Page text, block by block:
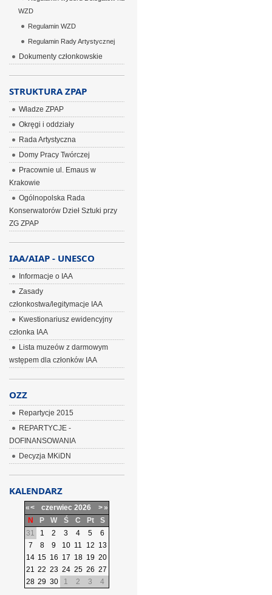
WZD
Regulamin WZD
Regulamin Rady Artystycznej
Dokumenty członkowskie
STRUKTURA ZPAP
Władze ZPAP
Okręgi i oddziały
Rada Artystyczna
Domy Pracy Twórczej
Pracownie ul. Emaus w
Krakowie
Ogólnopolska Rada
Konserwatorów Dzieł Sztuki przy
ZG ZPAP
IAA/AIAP - UNESCO
Informacje o IAA
Zasady
członkostwa/legitymacje IAA
Kwestionariusz ewidencyjny
członka IAA
Lista muzeów z darmowym
wstępem dla członków IAA
OZZ
Repartycje 2015
REPARTYCJE -
DOFINANSOWANIA
Decyzja MKiDN
KALENDARZ
«< czerwiec 2026 >»
N
P W Ś C Pt
S
31
1 2 3 4 5
6
7
8 9 10 11 12 13
14 15 16 17 18 19 20
21 22 23 24 25 26 27
28 29 30 1 2 3 4